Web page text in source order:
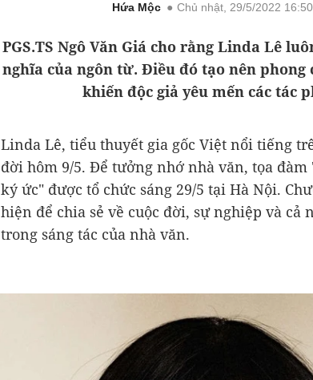
Hứa Mộc Chủ nhật, 29/5/2022
PGS.TS Ngô Văn Giá cho rằng Linda Lê
nghĩa của ngôn từ. Điều đó tạo nên phong
khiến độc giả yêu mến các tác
Linda Lê, tiểu thuyết gia gốc Việt nổi tiếng
đời hôm 9/5. Để tưởng nhớ nhà văn, tọa
ký ức" được tổ chức sáng 29/5 tại Hà Nội.
hiện để chia sẻ về cuộc đời, sự nghiệp và cả
trong sáng tác của nhà văn.